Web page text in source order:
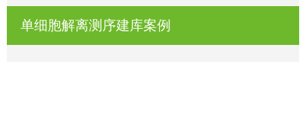
单细胞解离测序建库案例